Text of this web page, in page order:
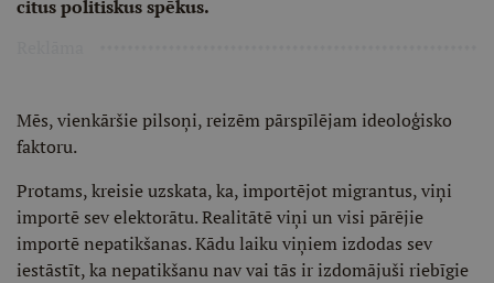
citus politiskus spēkus.
Mēs, vienkāršie pilsoņi, reizēm pārspīlējam ideoloģisko
faktoru.
Protams, kreisie uzskata, ka, importējot migrantus, viņi
importē sev elektorātu. Realitātē viņi un visi pārējie
importē nepatikšanas. Kādu laiku viņiem izdodas sev
iestāstīt, ka nepatikšanu nav vai tās ir izdomājuši riebīgie